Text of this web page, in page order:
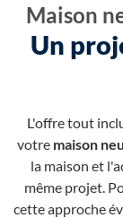
Maison
Un
L'offre tout
votre maison
la maison et
même projet.
cette approche